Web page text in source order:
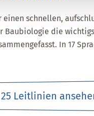
einen schnellen,
Baubiologie die
In 17
25 Leitlinien